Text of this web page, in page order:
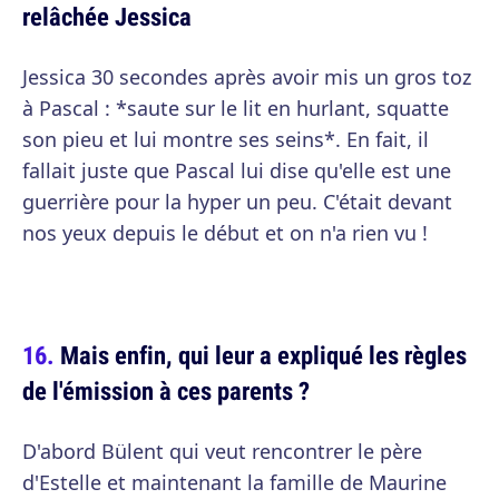
relâchée Jessica
Jessica 30 secondes après avoir mis un gros toz
à Pascal : *saute sur le lit en hurlant, squatte
son pieu et lui montre ses seins*. En fait, il
fallait juste que Pascal lui dise qu'elle est une
guerrière pour la hyper un peu. C'était devant
nos yeux depuis le début et on n'a rien vu !
Mais enfin, qui leur a expliqué les règles
de l'émission à ces parents ?
D'abord Bülent qui veut rencontrer le père
d'Estelle et maintenant la famille de Maurine